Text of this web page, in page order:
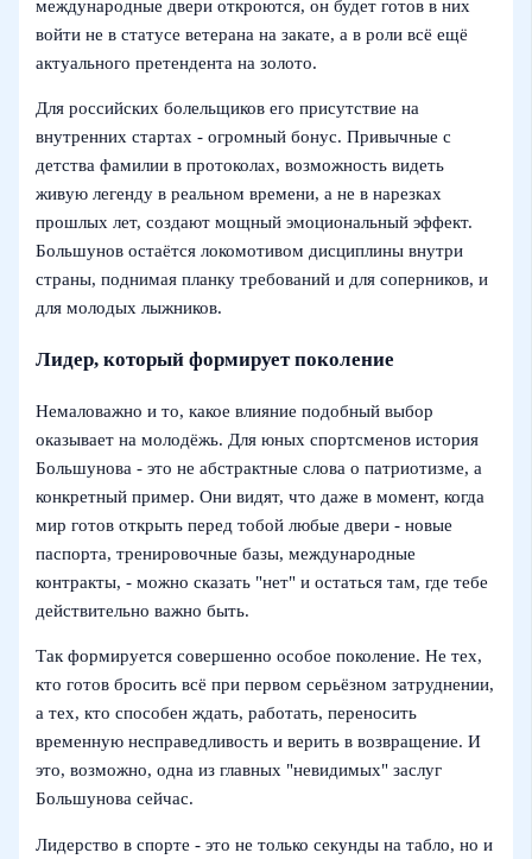
международные двери откроются, он будет готов в них
войти не в статусе ветерана на закате, а в роли всё ещё
актуального претендента на золото.
Для российских болельщиков его присутствие на
внутренних стартах - огромный бонус. Привычные с
детства фамилии в протоколах, возможность видеть
живую легенду в реальном времени, а не в нарезках
прошлых лет, создают мощный эмоциональный эффект.
Большунов остаётся локомотивом дисциплины внутри
страны, поднимая планку требований и для соперников, и
для молодых лыжников.
Лидер, который формирует поколение
Немаловажно и то, какое влияние подобный выбор
оказывает на молодёжь. Для юных спортсменов история
Большунова - это не абстрактные слова о патриотизме, а
конкретный пример. Они видят, что даже в момент, когда
мир готов открыть перед тобой любые двери - новые
паспорта, тренировочные базы, международные
контракты, - можно сказать "нет" и остаться там, где тебе
действительно важно быть.
Так формируется совершенно особое поколение. Не тех,
кто готов бросить всё при первом серьёзном затруднении,
а тех, кто способен ждать, работать, переносить
временную несправедливость и верить в возвращение. И
это, возможно, одна из главных "невидимых" заслуг
Большунова сейчас.
Лидерство в спорте - это не только секунды на табло, но и